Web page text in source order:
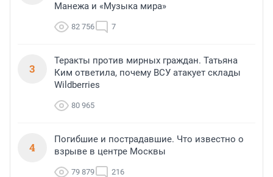
Манежа и «Музыка мира»
82 756 7
3
Теракты против мирных граждан. Татьяна
Ким ответила, почему ВСУ атакует склады
Wildberries
80 965
4
Погибшие и пострадавшие. Что известно о
взрыве в центре Москвы
79 879 216